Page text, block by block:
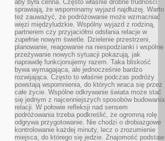
aby była cenna. Często właśnie drobne trudności
sprawiają, że wspominamy wyjazd najdłużej. Warto
też zauważyć, że podróżowanie może wzmacniać
więzi międzyludzkie. Wspólny wyjazd z rodziną,
partnerem czy przyjaciółmi odsłania relacje w
zupełnie nowym świetle. Dzielenie przestrzeni,
planowanie, reagowanie na niespodzianki i wspólne
przeżywanie nowych sytuacji pokazują, jak
naprawdę funkcjonujemy razem. Taka bliskość
bywa wymagająca, ale jednocześnie bardzo
rozwijająca. Często to właśnie podczas podróży
powstają wspomnienia, do których wraca się przez
całe życie. Wspólne odkrywanie świata może stać
się jednym z najcenniejszych sposobów budowania
relacji. W połowie refleksji nad sensem
podróżowania trzeba podkreślić, że ogromną rolę
odgrywa przygotowanie. Nie chodzi o drobiazgowe
kontrolowanie każdej minuty, lecz o zrozumienie
miejsca, do którego się jedzie. Znajomość podstaw